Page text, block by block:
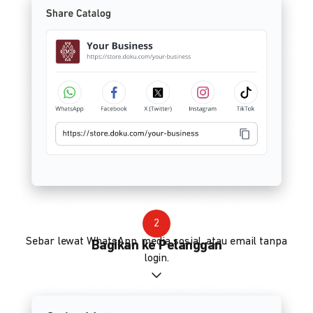
2
Bagikan ke Pelanggan
Sebar lewat WhatsApp, media sosial, atau email tanpa
login.